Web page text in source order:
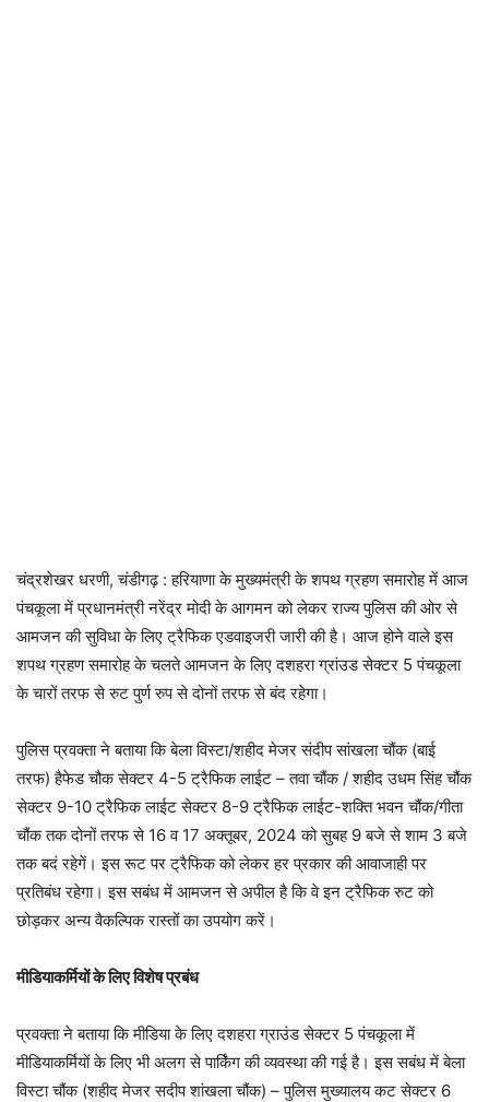
चंद्रशेखर धरणी, चंडीगढ़ : हरियाणा के मुख्यमंत्री के शपथ ग्रहण समारोह में आज
पंचकूला में प्रधानमंत्री नरेंद्र मोदी के आगमन को लेकर राज्य पुलिस की ओर से
आमजन की सुविधा के लिए ट्रैफिक एडवाइजरी जारी की है। आज होने वाले इस
शपथ ग्रहण समारोह के चलते आमजन के लिए दशहरा ग्रांउड सेक्टर 5 पंचकूला
के चारों तरफ से रुट पुर्ण रुप से दोनों तरफ से बंद रहेगा।
पुलिस प्रवक्ता ने बताया कि बेला विस्टा/शहीद मेजर संदीप सांखला चौंक (बाई
तरफ) हैफेड चौक सेक्टर 4-5 ट्रैफिक लाईट – तवा चौंक / शहीद उधम सिंह चौंक
सेक्टर 9-10 ट्रैफिक लाईट सेक्टर 8-9 ट्रैफिक लाईट-शक्ति भवन चौंक/गीता
चौंक तक दोनों तरफ से 16 व 17 अक्तूबर, 2024 को सुबह 9 बजे से शाम 3 बजे
तक बदं रहेगें। इस रूट पर ट्रैफिक को लेकर हर प्रकार की आवाजाही पर
प्रतिबंध रहेगा। इस सबंध में आमजन से अपील है कि वे इन ट्रैफिक रुट को
छोड़कर अन्य वैकल्पिक रास्तों का उपयोग करें।
मीडियाकर्मियों के लिए विशेष प्रबंध
प्रवक्ता ने बताया कि मीडिया के लिए दशहरा ग्राउंड सेक्टर 5 पंचकूला में
मीडियाकर्मियों के लिए भी अलग से पार्किंग की व्यवस्था की गई है। इस सबंध में बेला
विस्टा चौंक (शहीद मेजर सदीप शांखला चौंक) – पुलिस मुख्यालय कट सेक्टर 6